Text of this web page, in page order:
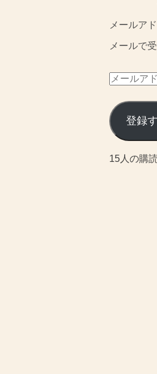
メールア
メールで
メ
ル
ア
ド
登録
15人の購